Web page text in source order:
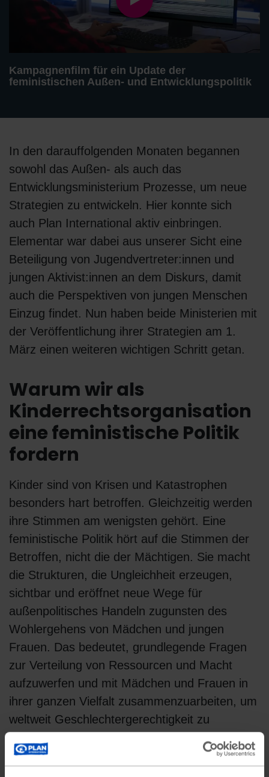
Kampagnenfilm für ein Update der
feministischen Außen- und Entwicklungspolitik
In den darauffolgenden Monaten begannen
sowohl das Außen- als auch das
Entwicklungsministerium Prozesse, um neue
Strategien zu entwickeln. Hier konnte sich
auch Plan International aktiv einbringen.
Elementar war dabei aus unserer Sicht eine
Beteiligung von Jugendvertreter:innen und
jungen Aktivist:innen an dem Diskurs, damit
auch die Perspektiven von jungen Menschen
Einzug findet. Nun haben beide Ministerien mit
der Veröffentlichung ihrer Strategien am 1.
März einen weiteren wichtigen Schritt getan.
Warum wir als
Kinderrechtsorganisation
eine feministische Politik
fordern
Kinder sind von Krisen und Katastrophen
besonders hart betroffen. Gleichzeitig werden
ihre Stimmen am wenigsten gehört. Eine
feministische Politik hört auf die Stimmen der
Betroffen, nicht die der Mächtigen. Sie macht
die Strukturen, die Ungleichheit erzeugen,
sichtbar und eröffnet neue Wege für
außenpolitisches Handeln zugunsten des
Wohlergehens von Mädchen und jungen
Frauen. Das bedeutet, grundlegende Fragen
zur Verteilung von Ressourcen und Macht
aufzuwerfen und mit Mädchen und Frauen in
ihrer ganzen Vielfalt zusammenzuarbeiten, um
weltweit Geschlechtergerechtigkeit zu